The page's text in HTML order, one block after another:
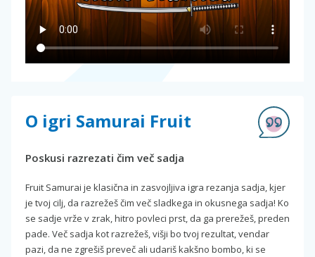
O igri Samurai Fruit
Poskusi razrezati čim več sadja
Fruit Samurai je klasična in zasvojljiva igra rezanja sadja, kjer
je tvoj cilj, da razrežeš čim več sladkega in okusnega sadja! Ko
se sadje vrže v zrak, hitro povleci prst, da ga prerežeš, preden
pade. Več sadja kot razrežeš, višji bo tvoj rezultat, vendar
pazi, da ne zgrešiš preveč ali udariš kakšno bombo, ki se